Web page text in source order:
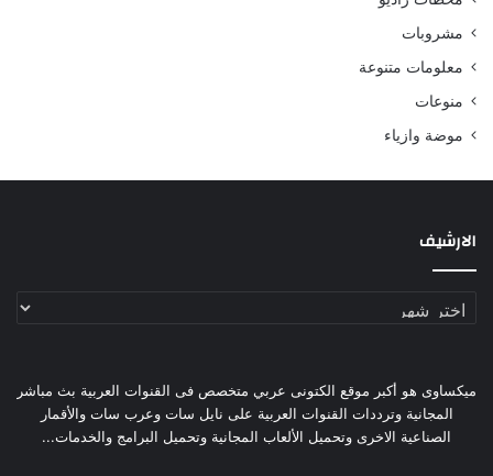
مشروبات
معلومات متنوعة
منوعات
موضة وازياء
الارشيف
الارشيف
ميكساوى هو أكبر موقع الكتونى عربي متخصص فى القنوات العربية بث مباشر
المجانية وترددات القنوات العربية على نايل سات وعرب سات والأقمار
الصناعية الاخرى وتحميل الألعاب المجانية وتحميل البرامج والخدمات...